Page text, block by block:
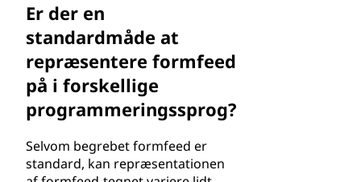
Er der en
standardmåde at
repræsentere formfeed
på i forskellige
programmeringssprog?
Selvom begrebet formfeed er
standard, kan repræsentationen